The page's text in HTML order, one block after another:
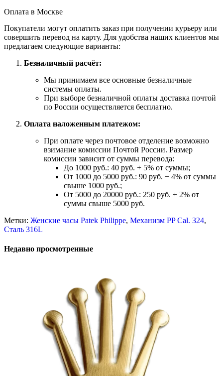
Оплата в Москве
Покупатели могут оплатить заказ при получении курьеру или
совершить перевод на карту. Для удобства наших клиентов мы
предлагаем следующие варианты:
Безналичный расчёт:
Мы принимаем все основные безналичные
системы оплаты.
При выборе безналичной оплаты доставка почтой
по России осуществляется бесплатно.
Оплата наложенным платежом:
При оплате через почтовое отделение возможно
взимание комиссии Почтой России. Размер
комиссии зависит от суммы перевода:
До 1000 руб.: 40 руб. + 5% от суммы;
От 1000 до 5000 руб.: 90 руб. + 4% от суммы
свыше 1000 руб.;
От 5000 до 20000 руб.: 250 руб. + 2% от
суммы свыше 5000 руб.
Метки: Женские часы Patek Philippe, Механизм PP Cal. 324,
Сталь 316L
Недавно просмотренные